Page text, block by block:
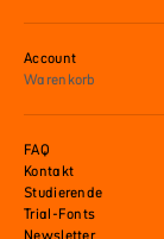
Account
Warenkorb
FAQ
Kontakt
Studierende
Trial-Fonts
Newsletter